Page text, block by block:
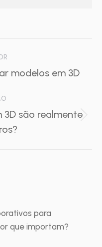
modelos em 3D
3D são realmente
para
que importam?